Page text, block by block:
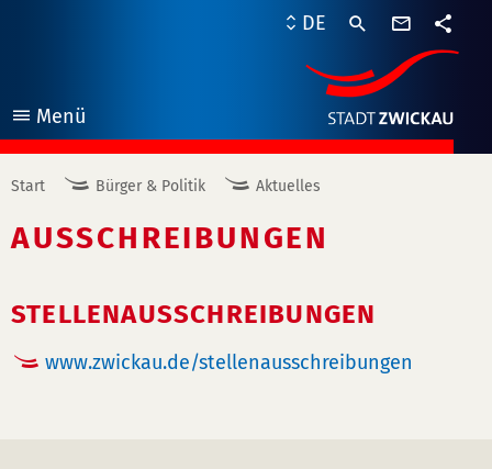
Menü
öffnen
DE
Start Bürger & Politik Aktuelles
AUSSCHREIBUNGEN
STELLENAUSSCHREIBUNGEN
www.zwickau.de/stellenausschreibungen